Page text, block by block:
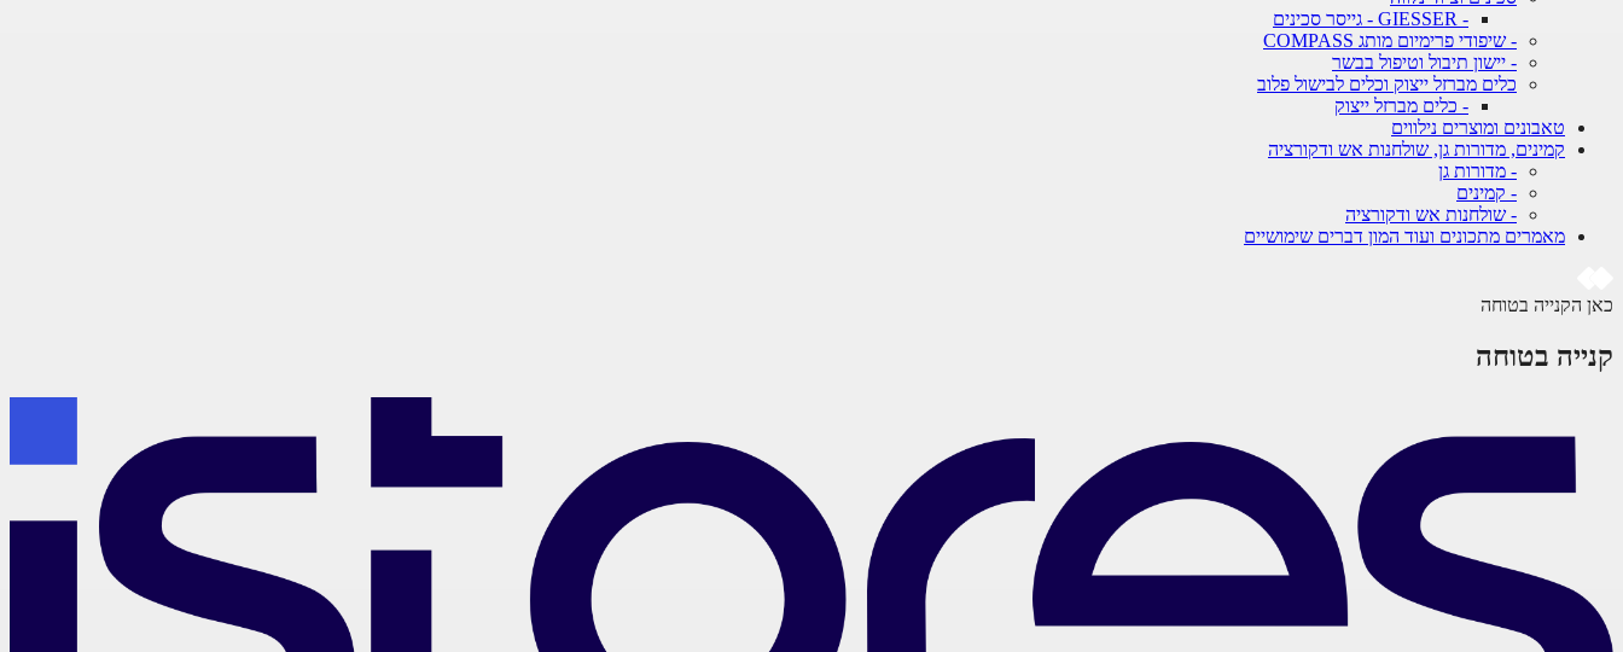
- GIESSER - גייסר סכינים
- שיפודי פרימיום מותג COMPASS
- יישון תיבול וטיפול בבשר
כלים מברזל ייצוק וכלים לבישול פלוב
- כלים מברזל ייצוק
טאבונים ומוצרים נילווים
קמינים, מדורות גן, שולחנות אש ודקורציה
- מדורות גן
- קמינים
- שולחנות אש ודקורציה
מאמרים מתכונים ועוד המון דברים שימושיים
כאן הקנייה בטוחה
קנייה בטוחה